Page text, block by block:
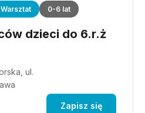
Warsztat 0-6 lat
dzieci do 6.r.ż
ul.
Zapisz się